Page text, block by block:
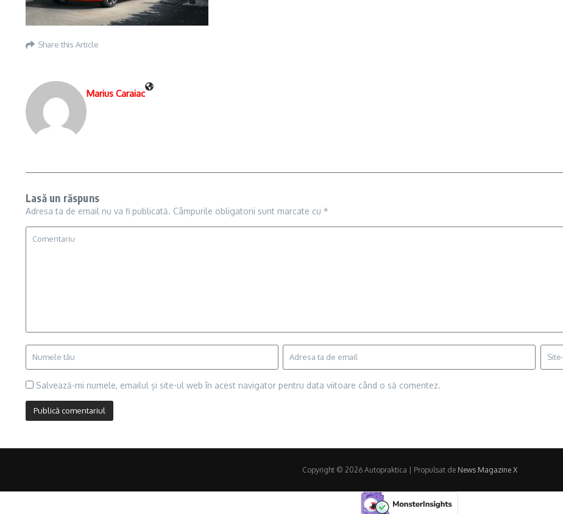
Share this Article
Marius Caraiac
Lasă un răspuns
Adresa ta de email nu va fi publicată. Câmpurile obligatorii sunt marcate cu *
Salvează-mi numele, emailul și site-ul web în acest navigator pentru data viitoare când o să comentez.
Copyright © 2026 Autopraktica | Propulsat de News Magazine X